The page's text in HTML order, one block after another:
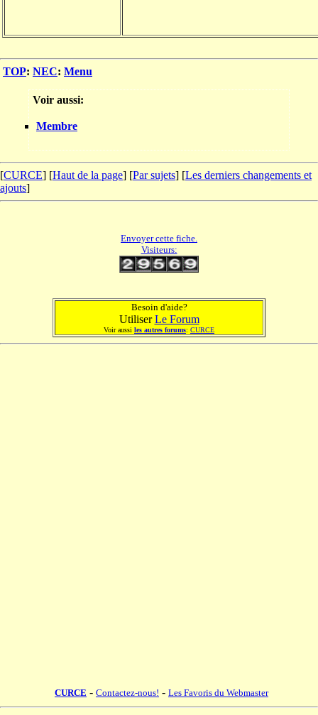
TOP: NEC: Menu
Voir aussi:
Membre
[CURCE] [Haut de la page] [Par sujets] [Les derniers changements et
ajouts]
Envoyer cette fiche.
Visiteurs:
Besoin d'aide?
UtiliserLe Forum
Voir aussi les autres forums: CURCE
CURCE - Contactez-nous! - Les Favoris du Webmaster